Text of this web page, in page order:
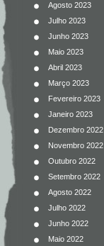
Agosto 2023
Julho 2023
Junho 2023
Maio 2023
Abril 2023
Março 2023
Fevereiro 2023
Janeiro 2023
Dezembro 2022
Novembro 2022
Outubro 2022
Setembro 2022
Agosto 2022
Julho 2022
Junho 2022
Maio 2022